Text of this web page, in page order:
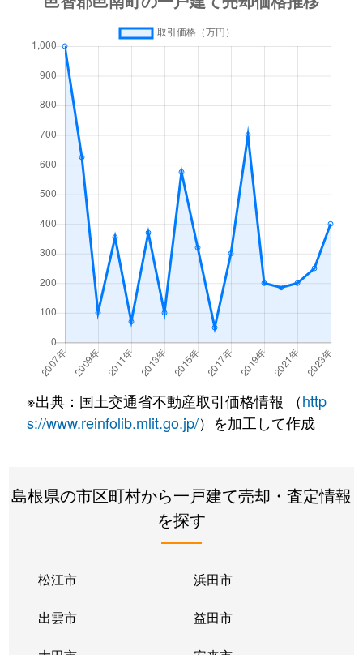
※出典：国土交通省不動産取引価格情報 （http
s://www.reinfolib.mlit.go.jp/）を加工して作成
島根県の市区町村から一戸建て売却・査定情報
を探す
松江市 浜田市
出雲市 益田市